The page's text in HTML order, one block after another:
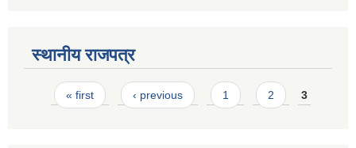
स्थानीय राजपत्र
Pages
« first ‹ previous 1 2 3